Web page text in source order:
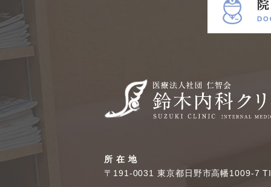
所 在 地
〒191-0031 東京都日野市高幡1009-7